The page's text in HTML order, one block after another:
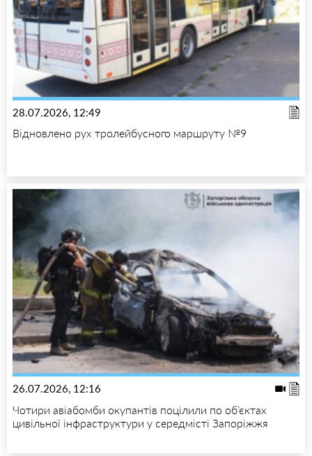
28.07.2026, 12:49
Відновлено рух тролейбусного маршруту №9
26.07.2026, 12:16
Чотири авіабомби окупантів поцілили по об’єктах
цивільної інфраструктури у середмісті Запоріжжя